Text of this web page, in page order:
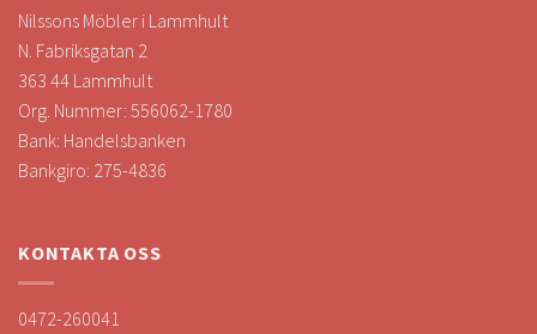
Nilssons Möbler i Lammhult
N. Fabriksgatan 2
363 44 Lammhult
Org. Nummer: 556062-1780
Bank: Handelsbanken
Bankgiro: 275-4836
KONTAKTA OSS
0472-260041